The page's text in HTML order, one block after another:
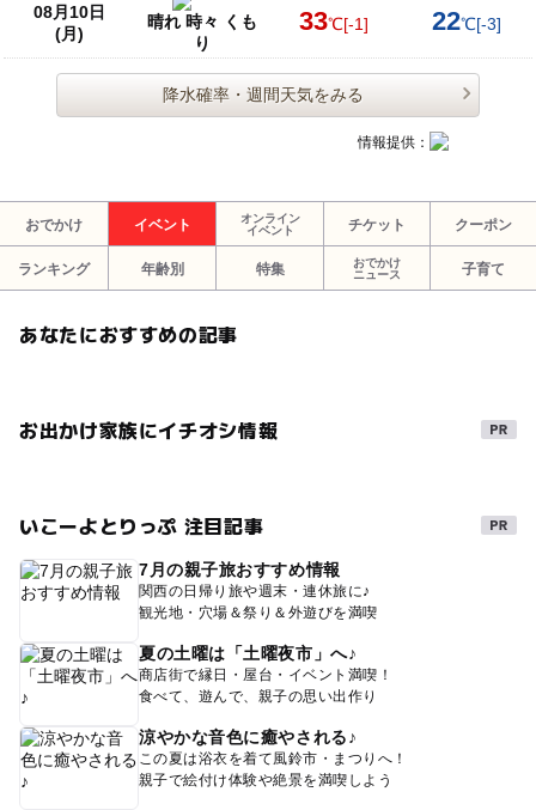
08月10日
(月)
晴れ 時々 くも
り
33℃[-1] 22℃[-3]
降水確率・週間天気をみる
情報提供：
おでかけ イベント
オンライン
イベント
チケット クーポン
ランキング 年齢別 特集
おでかけ
ニュース
子育て
あなたにおすすめの記事
お出かけ家族にイチオシ情報
いこーよとりっぷ 注目記事
7月の親子旅おすすめ情報
関西の日帰り旅や週末・連休旅に♪
観光地・穴場＆祭り＆外遊びを満喫
夏の土曜は「土曜夜市」へ♪
商店街で縁日・屋台・イベント満喫！
食べて、遊んで、親子の思い出作り
涼やかな音色に癒やされる♪
この夏は浴衣を着て風鈴市・まつりへ！
親子で絵付け体験や絶景を満喫しよう